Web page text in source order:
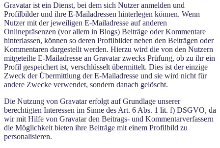
Gravatar ist ein Dienst, bei dem sich Nutzer anmelden und
Profilbilder und ihre E-Mailadressen hinterlegen können. Wenn
Nutzer mit der jeweiligen E-Mailadresse auf anderen
Onlinepräsenzen (vor allem in Blogs) Beiträge oder Kommentare
hinterlassen, können so deren Profilbilder neben den Beiträgen oder
Kommentaren dargestellt werden. Hierzu wird die von den Nutzern
mitgeteilte E-Mailadresse an Gravatar zwecks Prüfung, ob zu ihr ein
Profil gespeichert ist, verschlüsselt übermittelt. Dies ist der einzige
Zweck der Übermittlung der E-Mailadresse und sie wird nicht für
andere Zwecke verwendet, sondern danach gelöscht.
Die Nutzung von Gravatar erfolgt auf Grundlage unserer
berechtigten Interessen im Sinne des Art. 6 Abs. 1 lit. f) DSGVO, da
wir mit Hilfe von Gravatar den Beitrags- und Kommentarverfassern
die Möglichkeit bieten ihre Beiträge mit einem Profilbild zu
personalisieren.